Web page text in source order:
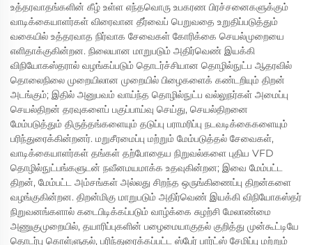
உத்தரவாதங்களின் கீழ் உள்ள எந்தவொரு உபகரண பிரச்சனைகளுக்கும்
வாடிக்கையாளர்கள் விரைவான தீர்வைப் பெறுவதை உறுதிப்படுத்தும்
வகையில் உத்தரவாத நிர்வாக சேவைகள் கோரிக்கை செயல்முறையை
எளிதாக்குகின்றன. நிலையான மாறுபடும் அதிர்வெண் இயக்கி
விநியோகஸ்தரால் வழங்கப்படும் தொடர்ச்சியான தொழில்நுட்ப ஆதரவில்
தொலைநிலை முறையிலான முறையில் பிழைகளைக் கண்டறியும் திறன்
அடங்கும்; இதில் அனுபவம் வாய்ந்த தொழில்நுட்ப வல்லுநர்கள் அமைப்பு
செயல்திறன் தரவுகளைப் பகுப்பாய்வு செய்து, செயல்திறனை
மேம்படுத்தும் திருத்தங்களையும் தடுப்பு பராமரிப்பு நடவடிக்கைகளையும்
பரிந்துரைக்கின்றனர். மறுசீரமைப்பு மற்றும் மேம்படுத்தல் சேவைகள்,
வாடிக்கையாளர்கள் தங்கள் தற்போதைய நிறுவல்களை புதிய VFD
தொழில்நுட்பங்களுடன் நவீனமயமாக்க உதவுகின்றன; இவை மேம்பட்ட
திறன், மேம்பட்ட அம்சங்கள் அல்லது சிறந்த ஒருங்கிணைப்பு திறன்களை
வழங்குகின்றன. திறன்மிகு மாறுபடும் அதிர்வெண் இயக்கி விநியோகஸ்தர்
நிறுவனங்களால் கடைபிடிக்கப்படும் வாழ்க்கை சுழற்சி மேலாண்மை
அணுகுமுறையில், தயாரிப்புகளின் பழைமையாகுதல் குறித்து முன்கூட்டியே
தொடர்பு கொள்ளுதல், பரிந்துரைக்கப்பட்ட ஸ்பேர் பார்ட்ஸ் சேமிப்பு மற்றும்